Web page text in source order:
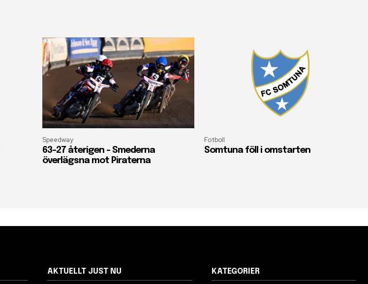
Speedway
63-27 återigen – Smederna
överlägsna mot Piraterna
Fotboll
Somtuna föll i omstarten
AKTUELLT JUST NU KATEGORIER